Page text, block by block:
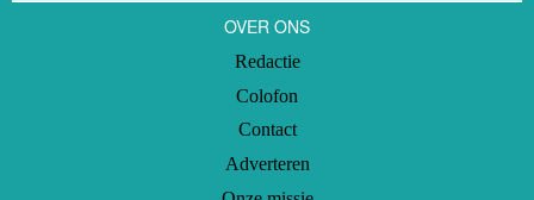
OVER ONS
Redactie
Colofon
Contact
Adverteren